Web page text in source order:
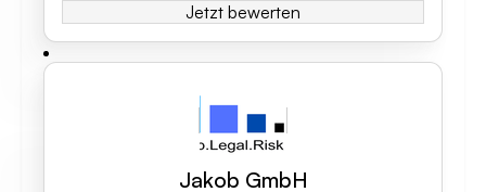
Jetzt bewerten
Jakob GmbH